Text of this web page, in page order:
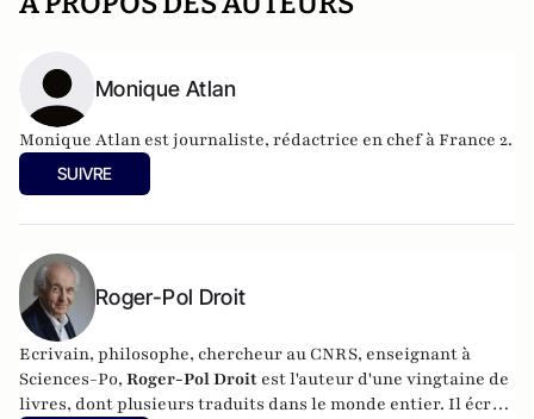
Monique Atlan
Monique Atlan est journaliste, rédactrice en chef à France 2.
SUIVRE
Roger-Pol Droit
Ecrivain, philosophe, chercheur au CNRS, enseignant à
Sciences-Po, Roger-Pol Droit est l'auteur d'une vingtaine de
livres, dont plusieurs traduits dans le monde entier. Il écrit